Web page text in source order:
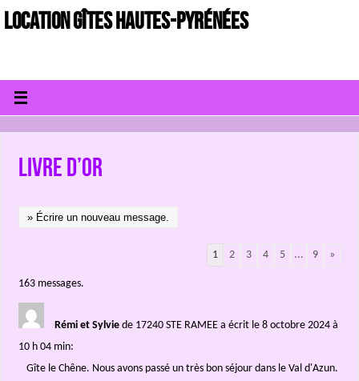
LOCATION GÎTES HAUTES-PYRÉNÉES
Livre d’or
1 2 3 4 5 ... 9 »
163 messages.
Rémi et Sylvie de 17240 STE RAMEE a écrit le 8 octobre 2024à
10 h 04 min:
Gîte le Chêne. Nous avons passé un très bon séjour dans le Val d'Azun.